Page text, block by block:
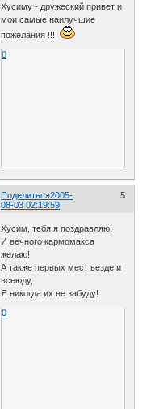
Хусиму - дружеский привет и
мои самые наилучшие
пожелания !!!
0
Поделиться 5
2005-
08-03 02:19:59
Хусим, тебя я поздравляю!
И вечного кармомакса
желаю!
А также первых мест везде и
всеюду,
Я никогда их не забуду!
0